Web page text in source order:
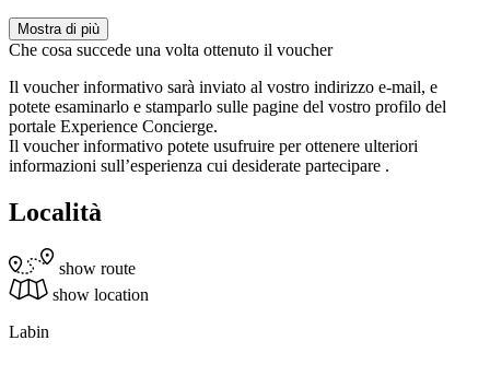
Mostra di più
Che cosa succede una volta ottenuto il voucher
Il voucher informativo sarà inviato al vostro indirizzo e-mail, e
potete esaminarlo e stamparlo sulle pagine del vostro profilo del
portale Experience Concierge.
Il voucher informativo potete usufruire per ottenere ulteriori
informazioni sull’esperienza cui desiderate partecipare .
Località
show route
show location
Labin